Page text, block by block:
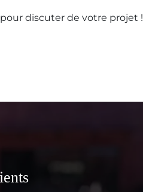
discuter de votre projet !